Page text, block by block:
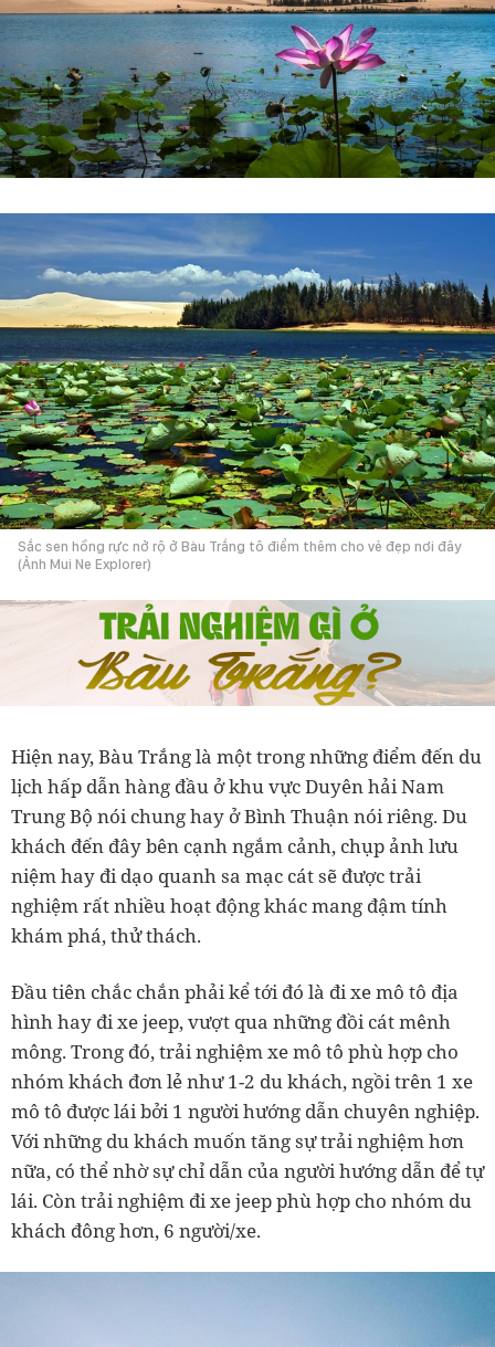
Sắc sen hồng rực nở rộ ở Bàu Trắng tô điểm thêm cho vẻ đẹp nơi đây
(Ảnh Mui Ne Explorer)
Hiện nay, Bàu Trắng là một trong những điểm đến du
lịch hấp dẫn hàng đầu ở khu vực Duyên hải Nam
Trung Bộ nói chung hay ở Bình Thuận nói riêng. Du
khách đến đây bên cạnh ngắm cảnh, chụp ảnh lưu
niệm hay đi dạo quanh sa mạc cát sẽ được trải
nghiệm rất nhiều hoạt động khác mang đậm tính
khám phá, thử thách.
Đầu tiên chắc chắn phải kể tới đó là đi xe mô tô địa
hình hay đi xe jeep, vượt qua những đồi cát mênh
mông. Trong đó, trải nghiệm xe mô tô phù hợp cho
nhóm khách đơn lẻ như 1-2 du khách, ngồi trên 1 xe
mô tô được lái bởi 1 người hướng dẫn chuyên nghiệp.
Với những du khách muốn tăng sự trải nghiệm hơn
nữa, có thể nhờ sự chỉ dẫn của người hướng dẫn để tự
lái. Còn trải nghiệm đi xe jeep phù hợp cho nhóm du
khách đông hơn, 6 người/xe.